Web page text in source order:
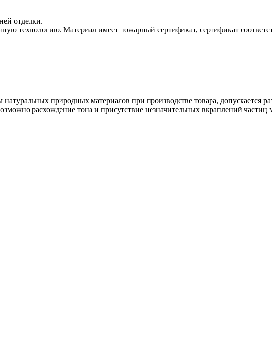
отделки.
технологию. Материал имеет пожарный сертификат, сертификат
природных материалов при производстве товара, допускается
расхождение тона и присутствие незначительных вкраплений частиц